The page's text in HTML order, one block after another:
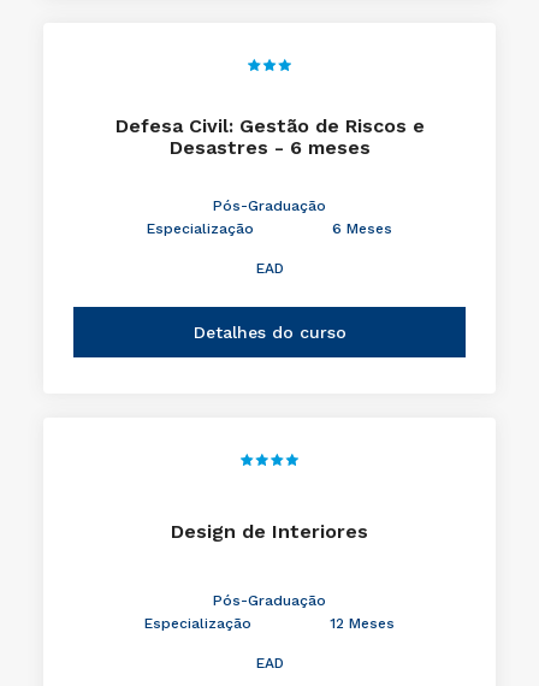
Defesa Civil: Gestão de Riscos e
Desastres - 6 meses
Pós-Graduação
Especialização
6 Meses
EAD
Detalhes do curso
Design de Interiores
Pós-Graduação
Especialização
12 Meses
EAD